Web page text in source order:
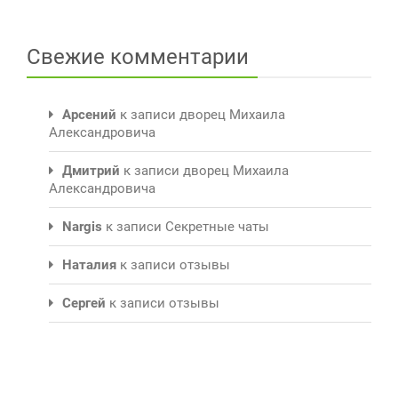
Свежие комментарии
Арсений к записи дворец Михаила
Александровича
Дмитрий к записи дворец Михаила
Александровича
Nargis к записи Секретные чаты
Наталия к записи отзывы
Сергей к записи отзывы